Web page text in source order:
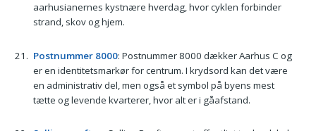
aarhusianernes kystnære hverdag, hvor cyklen forbinder
strand, skov og hjem.
Postnummer 8000: Postnummer 8000 dækker Aarhus C og
er en identitetsmarkør for centrum. I krydsord kan det være
en administrativ del, men også et symbol på byens mest
tætte og levende kvarterer, hvor alt er i gåafstand.